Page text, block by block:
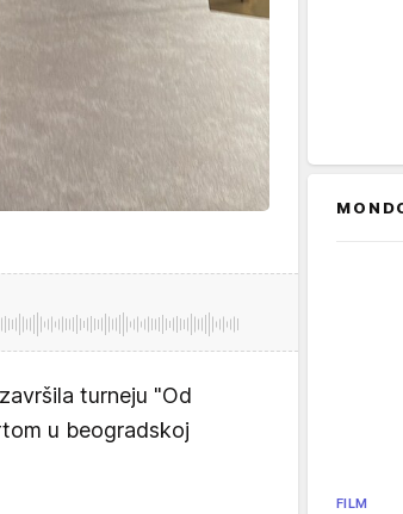
turneju "Od
u beogradskoj
FILM